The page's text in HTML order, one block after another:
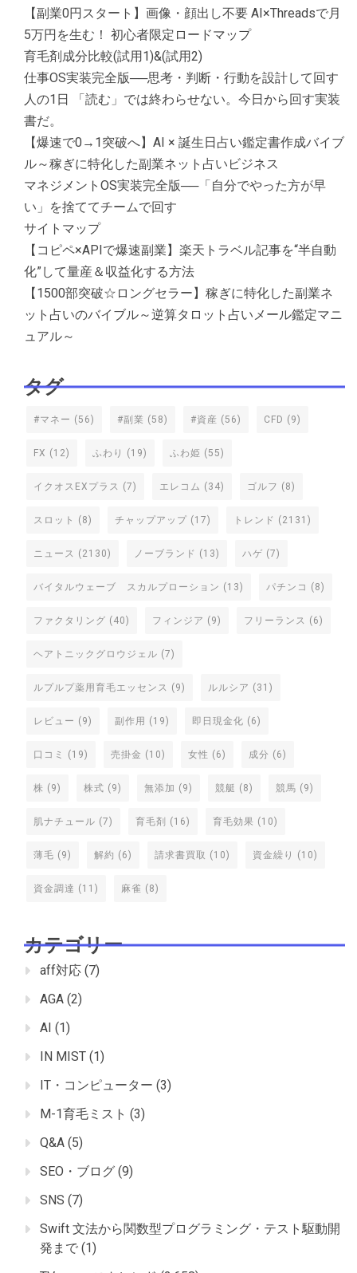
【副業0円スタート】画像・顔出し不要 AI×Threadsで月
5万円を生む！ 初心者限定ロードマップ
育毛剤成分比較(試用1)&(試用2)
仕事OS実装完全版──思考・判断・行動を設計して回す
人の1日 「読む」では終わらせない。今日から回す実装
書だ。
【爆速で0→1突破へ】AI × 誕生日占い鑑定書作成バイブ
ル～稼ぎに特化した副業ネット占いビジネス
マネジメントOS実装完全版──「自分でやった方が早
い」を捨ててチームで回す
サイトマップ
【コピペ×APIで爆速副業】楽天トラベル記事を“半自動
化”して量産＆収益化する方法
【1500部突破☆ロングセラー】稼ぎに特化した副業ネ
ット占いのバイブル～逆算タロット占いメール鑑定マニ
ュアル～
タグ
#マネー (56) #副業 (58) #資産 (56) CFD (9)
FX (12) ふわり (19) ふわ姫 (55)
イクオスEXプラス (7) エレコム (34) ゴルフ (8)
スロット (8) チャップアップ (17) トレンド (2131)
ニュース (2130) ノーブランド (13) ハゲ (7)
バイタルウェーブ スカルプローション (13) パチンコ (8)
ファクタリング (40) フィンジア (9) フリーランス (6)
ヘアトニックグロウジェル (7)
ルプルプ薬用育毛エッセンス (9) ルルシア (31)
レビュー (9) 副作用 (19) 即日現金化 (6)
口コミ (19) 売掛金 (10) 女性 (6) 成分 (6)
株 (9) 株式 (9) 無添加 (9) 競艇 (8) 競馬 (9)
肌ナチュール (7) 育毛剤 (16) 育毛効果 (10)
薄毛 (9) 解約 (6) 請求書買取 (10) 資金繰り (10)
資金調達 (11) 麻雀 (8)
カテゴリー
aff対応 (7)
AGA (2)
AI (1)
IN MIST (1)
IT・コンピューター (3)
M-1育毛ミスト (3)
Q&A (5)
SEO・ブログ (9)
SNS (7)
Swift 文法から関数型プログラミング・テスト駆動開
発まで (1)